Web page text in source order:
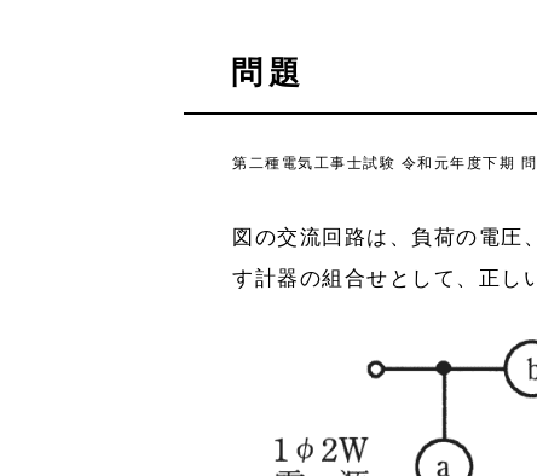
問題
第二種電気工事士試験 令和元年度下期
図の交流回路は、負荷の電圧
す計器の組合せとして、正し